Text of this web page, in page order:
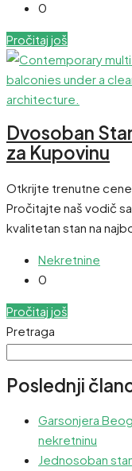
0
Pročitaj još
Dvosoban
za Kupovinu
Otkrijte trenutne cene
Pročitajte naš vodič
kvalitetan stan na
Nekretnine
0
Pročitaj još
Pretraga
Poslednji
Garsonjera
nekretninu
Jednosoban